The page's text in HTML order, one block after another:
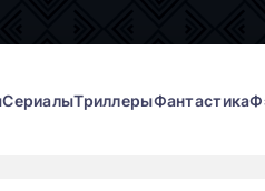
СериалыТриллерыФантастика